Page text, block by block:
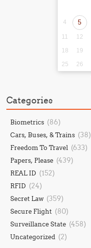
4 5
11 12
18
19
25
26
Categories
Biometrics (86)
Cars, Buses, & Trains (38)
Freedom To Travel (633)
Papers, Please (439)
REAL ID (152)
RFID (24)
Secret Law (359)
Secure Flight (80)
Surveillance State (458)
Uncategorized (2)